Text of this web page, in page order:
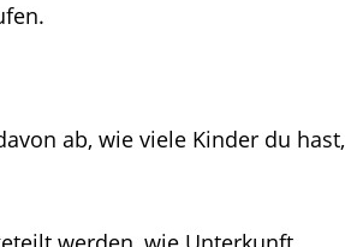
ab, wie viele Kinder du hast,